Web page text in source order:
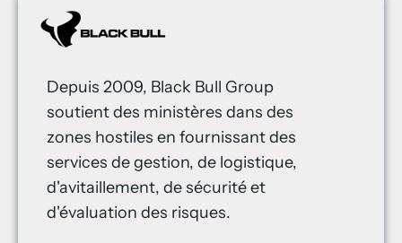
Depuis 2009, Black Bull Group
soutient des ministères dans des
zones hostiles en fournissant des
services de gestion, de logistique,
d'avitaillement, de sécurité et
d'évaluation des risques.